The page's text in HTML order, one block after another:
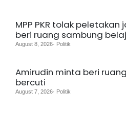
MPP PKR tolak peletakan
beri ruang sambung
August 8, 2026· Politik
Amirudin minta beri
bercuti
August 7, 2026· Politik